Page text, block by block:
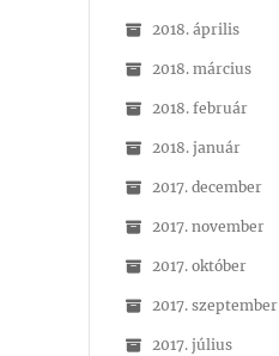
2018. április
2018. március
2018. február
2018. január
2017. december
2017. november
2017. október
2017. szeptember
2017. július